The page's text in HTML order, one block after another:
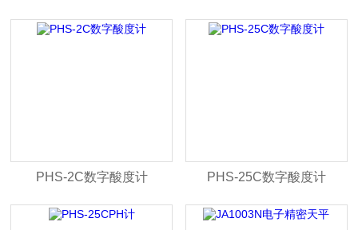
PHS-2C数字酸度计 PHS-25C数字酸度计